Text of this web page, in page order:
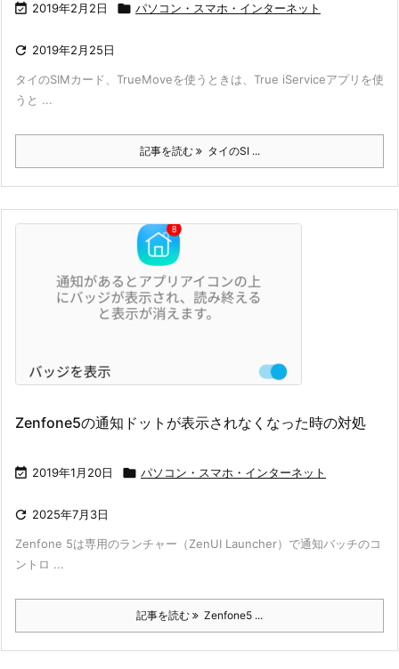
 2019年2月2日  パソコン・スマホ・インターネット
 2019年2月25日
タイのSIMカード、TrueMoveを使うときは、True iServiceアプリを使
うと ...
記事を読む タイのSI ...
Zenfone5の通知ドットが表示されなくなった時の対処
 2019年1月20日  パソコン・スマホ・インターネット
 2025年7月3日
Zenfone 5は専用のランチャー（ZenUI Launcher）で通知バッチのコ
ントロ ...
記事を読む Zenfone5 ...